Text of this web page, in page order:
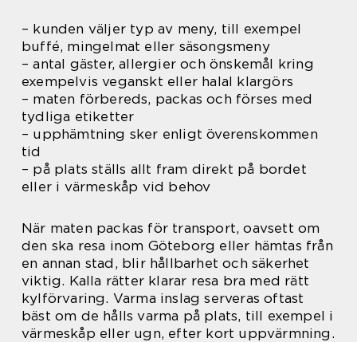
– kunden väljer typ av meny, till exempel
buffé, mingelmat eller säsongsmeny
– antal gäster, allergier och önskemål kring
exempelvis veganskt eller halal klargörs
– maten förbereds, packas och förses med
tydliga etiketter
– upphämtning sker enligt överenskommen
tid
– på plats ställs allt fram direkt på bordet
eller i värmeskåp vid behov
När maten packas för transport, oavsett om
den ska resa inom Göteborg eller hämtas från
en annan stad, blir hållbarhet och säkerhet
viktig. Kalla rätter klarar resa bra med rätt
kylförvaring. Varma inslag serveras oftast
bäst om de hålls varma på plats, till exempel i
värmeskåp eller ugn, efter kort uppvärmning.